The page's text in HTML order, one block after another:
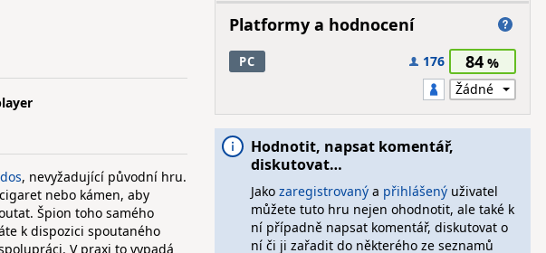
, nevyžadující původní hru.
nebo kámen, aby
Špion toho samého
k dispozici spoutaného
V praxi to vypadá
Platformy a hodnocení
PC 176 84
Hodnotit, napsat komentář,
diskutovat…
Jako zaregistrovanýa přihlášenýuživatel
můžete tuto hru nejen ohodnotit, ale také k
ní případně napsat komentář, diskutovat o
ní či ji zařadit do některého ze seznamů